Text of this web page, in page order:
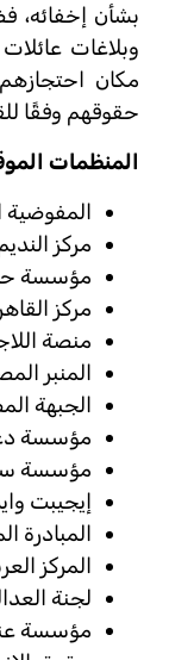
بشأن إخفائه،
وبلاغات
مكان
حقوقهم وفقًا
المنظمات
المفوضية
مركز
مؤسسة
مركز
منصة
المنبر
الجبهة
مؤسسة
مؤسسة
إيجيبت
المبادرة
المركز
لجنة
مؤسسة